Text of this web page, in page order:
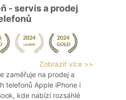
- servis a prodej
Zobrazit více >>
zaměřuje na prodej a
telefonů Apple iPhone i
kde nabízí rozsáhlé